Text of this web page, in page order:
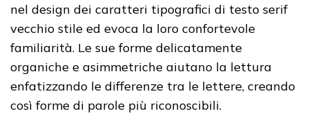
nel design dei caratteri tipografici di testo serif
vecchio stile ed evoca la loro confortevole
familiarità. Le sue forme delicatamente
organiche e asimmetriche aiutano la lettura
enfatizzando le differenze tra le lettere, creando
così forme di parole più riconoscibili.